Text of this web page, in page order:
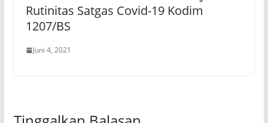
Rutinitas Satgas Covid-19 Kodim
1207/BS
Juni 4, 2021